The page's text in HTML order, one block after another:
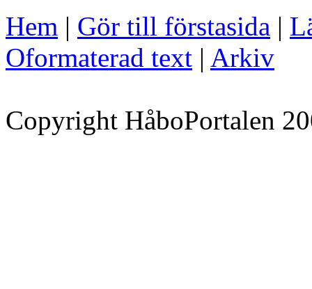
Hem | Gör till förstasida |
Oformaterad text | Arkiv
Copyright HåboPortalen